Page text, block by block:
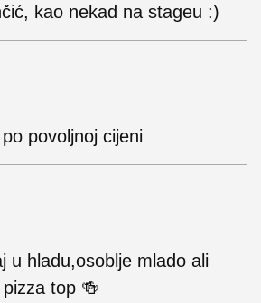
kao nekad na stageu :)
povoljnoj cijeni
u hladu,osoblje mlado ali
top 🍻